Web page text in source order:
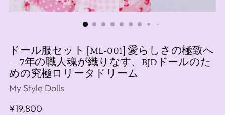
ドール服セット [ML-001] 愛らしさの極致へ
―7年の職人魂が織りなす、BJDドールのた
めの究極ロリータドリーム
My Style Dolls
通
¥19,800